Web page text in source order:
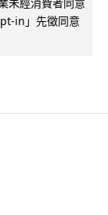
in」先徵同意